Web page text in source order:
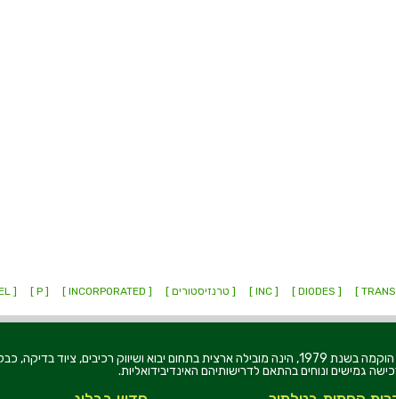
[ DIODES ]
[ INC ] [ טרנזיסטורים ] [ INCORPORATED ]
[ P ]
[ CHANNEL ]
חברת טלמיר אלקטרוניקה בע"מ, הוקמה בשנת 1979, הינה מובילה ארצית בתחום יבוא
גמישים ונוחים בהתאם לדרישותיהם האינדיבידואליות.